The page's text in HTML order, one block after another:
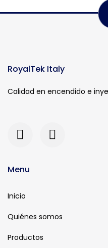
RoyalTek Italy
Calidad en encendido e
Menu
Inicio
Quiénes somos
Productos